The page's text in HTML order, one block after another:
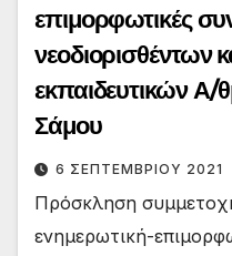
επιμορφωτικές
νεοδιορισθέντων
εκπαιδευτικών Α/
Σάμου
6 ΣΕΠΤΕΜΒΡΊΟΥ 2021
Πρόσκληση
ενημερωτική-